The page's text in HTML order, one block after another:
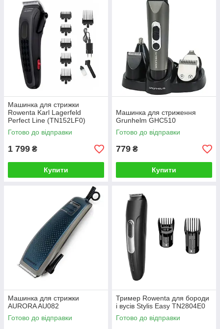
Машинка для стрижки
Rowenta Karl Lagerfeld
Perfect Line (TN152LF0)
Готово до відправки
1 799 ₴
Купити
Машинка для стриження
Grunhelm GHC510
Готово до відправки
779 ₴
Купити
Машинка для стрижки
AURORA AU082
Готово до відправки
Тример Rowenta для бороди
і вусів Stylis Easy TN2804E0
Готово до відправки